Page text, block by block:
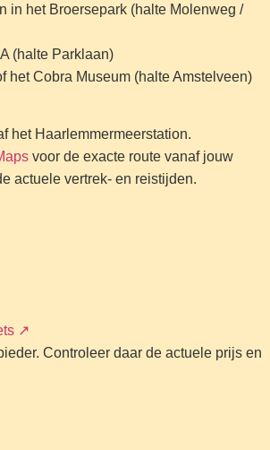
in het Broersepark (halte Molenweg /
(halte Parklaan)
het Cobra Museum (halte Amstelveen)
het Haarlemmermeerstation.
voor de exacte route vanaf jouw
actuele vertrek- en reistijden.
↗
Controleer daar de actuele prijs en